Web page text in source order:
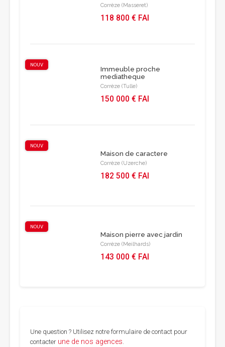
Corrèze (Masseret)
118 800 € FAI
NOUV
Immeuble proche
mediatheque
Corrèze (Tulle)
150 000 € FAI
NOUV
Maison de caractere
Corrèze (Uzerche)
182 500 € FAI
NOUV
Maison pierre avec jardin
Corrèze (Meilhards)
143 000 € FAI
Une question ? Utilisez notre formulaire de contact pour
contacter une de nos agences